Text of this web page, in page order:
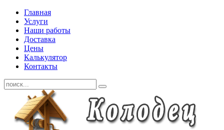
Главная
Услуги
Наши работы
Доставка
Цены
Калькулятор
Контакты